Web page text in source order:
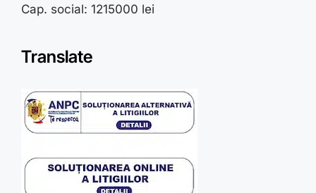
Cap. social: 1215000 lei
Translate